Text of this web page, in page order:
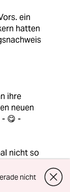
ein
hatten
ihre
neuen
- 😋 -
nicht so
nicht